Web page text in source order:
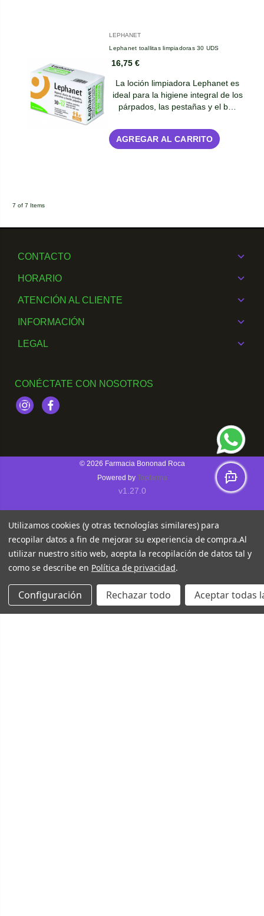
LEPHANET
Lephanet toallitas limpiadoras 30 UDS
16,75 €
La loción limpiadora Lephanet es
ideal para la higiene integral de los
párpados, las pestañas y el b…
AGREGAR AL CARRITO
7 of 7 Items
CONTACTO
HORARIO
ATENCIÓN AL CLIENTE
INFORMACIÓN
LEGAL
CONÉCTATE CON NOSOTROS
InstagramFacebook
© 2026 Farmacia Bononad Roca
Powered by Topfarma
v1.27.0
Utilizamos cookies (y otras tecnologías similares) para
recopilar datos a fin de mejorar su experiencia de compra.Al
utilizar nuestro sitio web, acepta la recopilación de datos tal y
como se describe en Política de privacidad.
Configuración Rechazar todo Aceptar todas